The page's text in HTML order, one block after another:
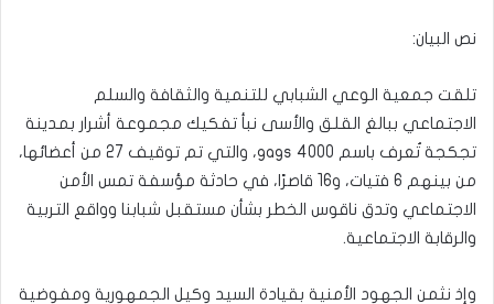
نص البيان:
تلقت جمعية الوعي الشبابي للتنمية والثقافة والسلم
الاجتماعي ببالغ القلق والأسى نبأ تفكيك مجموعة أشرار بمدينة
تجكجة تُعرف باسم 4000 gags، والتي تم توقيف 27 من أعضائها،
من بينهم 6 فتيات، و16 قاصرًا، في حادثة مؤسفة تمس الأمن
الاجتماعي وتدق ناقوس الخطر بشأن مستقبل شبابنا وواقع التربية
والرقابة الاجتماعية.
وإذ نثمن الجهود الأمنية بقيادة السيد وكيل الجمهورية ومفوضية